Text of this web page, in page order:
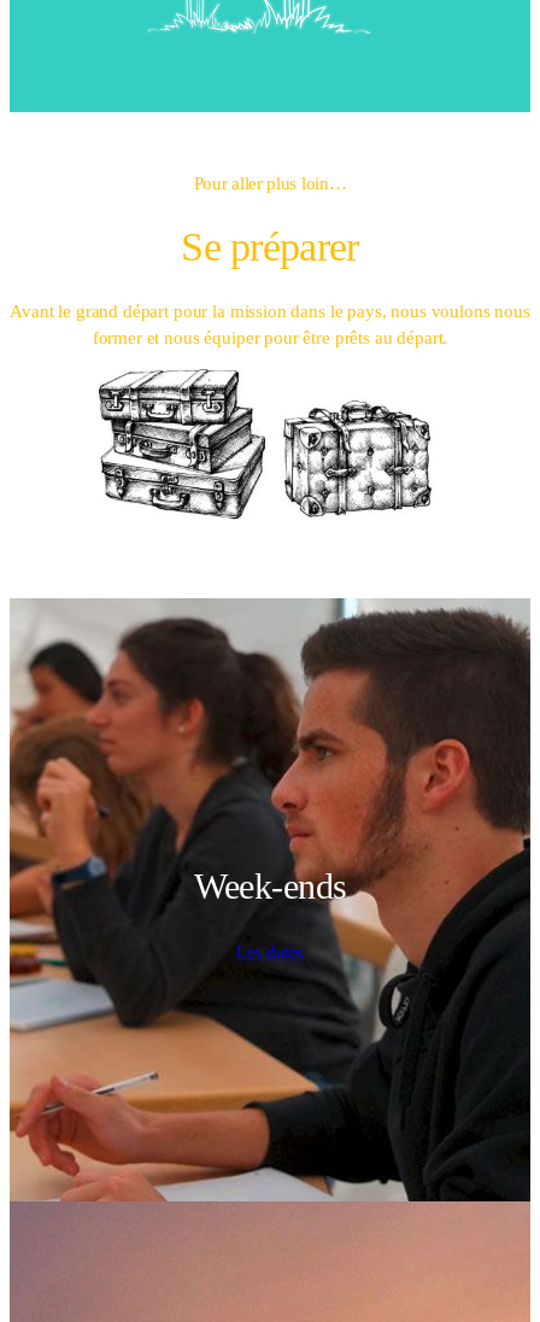
Pour aller plus loin…
Se préparer
Avant le grand départ pour la mission dans le pays, nous voulons nous
former et nous équiper pour être prêts au départ.
Week-ends
Les dates